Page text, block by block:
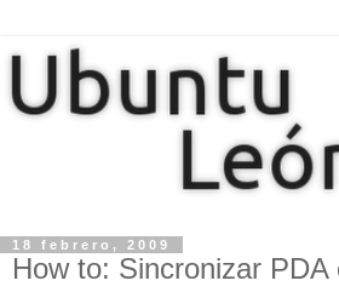
18 febrero, 2009
How to: Sincronizar PDA